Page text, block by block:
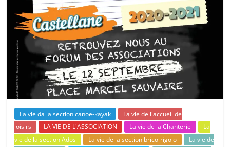
La vie da la section canoë-kayak
La vie de l'accueil de
loisirs
LA VIE DE L'ASSOCIATION La vie de la Chanterie
La
vie de la section Ados
La vie de la section brico-rigolo
La vie de